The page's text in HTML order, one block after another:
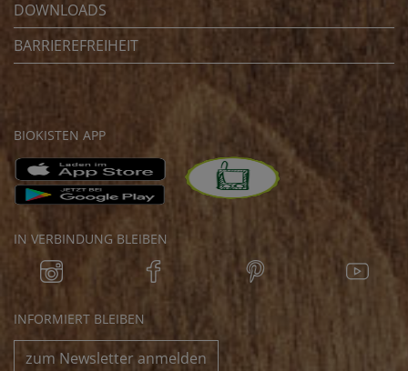
DOWNLOADS
BARRIEREFREIHEIT
BIOKISTEN APP
IN VERBINDUNG BLEIBEN
INFORMIERT BLEIBEN
zum Newsletter anmelden